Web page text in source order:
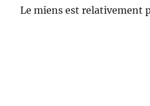
Le miens est relativement